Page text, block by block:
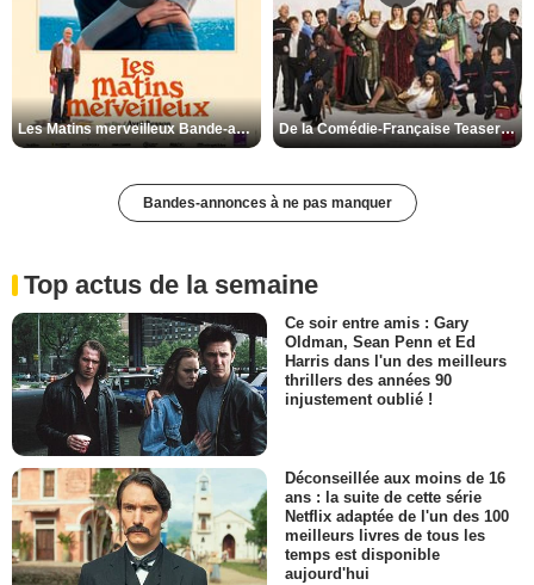
Les Matins merveilleux Bande-annonce VF De la Comédie-Française Teaser VF
Bandes-annonces à ne pas manquer
Top actus de la semaine
Ce soir entre amis : Gary
Oldman, Sean Penn et Ed
Harris dans l'un des meilleurs
thrillers des années 90
injustement oublié !
Déconseillée aux moins de 16
ans : la suite de cette série
Netflix adaptée de l'un des 100
meilleurs livres de tous les
temps est disponible
aujourd'hui